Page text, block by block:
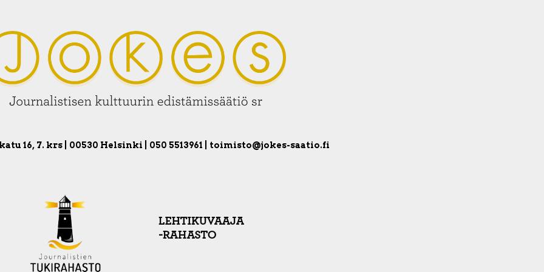
16, 7. krs | 00530 Helsinki | 050 5513961 | toimisto@jokes-saatio.fi